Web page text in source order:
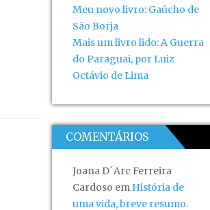
Meu novo livro: Gaúcho de
São Borja
Mais um livro lido: A Guerra
do Paraguai, por Luiz
Octávio de Lima
COMENTÁRIOS
Joana D´Arc Ferreira
Cardoso em História de
uma vida, breve resumo.